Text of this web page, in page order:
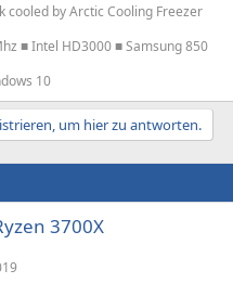
cooled by Arctic Cooling Freezer
■ Intel HD3000 ■ Samsung 850
10​
um hier zu antworten.
3700X